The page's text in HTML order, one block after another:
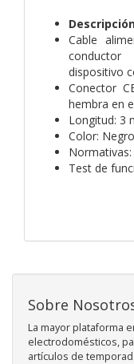
Cable
dispositivo
Conector
hembra en
Longitud: 3
Color: Negro
Normativas:
Test de
Sobre
La mayor plataforma
electrodomésticos,
artículos de